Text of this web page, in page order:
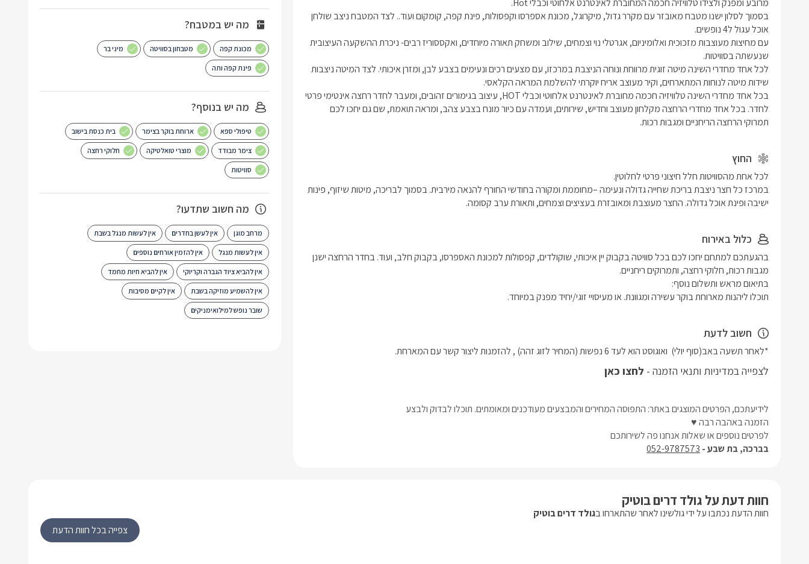
תמרוקי הרחצה הריחניים ומגבות רכות.
החוץ
ישיבה ופינת אוכל גדולה. החצר מעוצבת ומאובזרת בעציצים וצמחים, ותאורת ערב קסומה.
כלול באירוח
תוכלו ליהנות מארוחת בוקר עשירה ומגוונת. או מעיסויי זוגי/יחיד מפנק במיוחד.
חשוב לדעת
*לאחר תשעה באב(סוף יולי)  ואוגוסט הוא לעד 6 נפשות (המחיר לזוג זהה) , להזמנות ליצור קשר עם המארחת.
לצפייה במדיניות ותנאי הזמנה - לחצו כאן
לידיעתכם, הפרטים המוצגים באתר: התפוסה המחירים והמבצעים מעודכנים ומאומתים. תוכלו לבדוק ולבצע
הזמנה באהבה רבה ♥
לפרטים נוספים או שאלות אנחנו פה לשירותכם
בברכה, בת שבע - 052-9787573
מה יש במטבח?
מכונת קפה מטבחון בסוויטה מיני בר
פינת קפה ותה
מה יש בנוסף?
טיפולי ספא ארוחת בוקר בצימר בית כנסת בישוב
צימר מבודד מוצרי טואלטיקה חלוקי רחצה
סוויטות
מה חשוב שתדעו?
מרחב מוגן אין לעשן בחדרים אין לעשות מנגל בשבת
אין לעשות מנגל אין להזמין אורחים נוספים
אין להביא ציוד הגברה וקריוקי אין להביא חיות מחמד
אין להשמיע מוזיקה בשבת אין לקיים מסיבות
שובר נופש למילואימניקים
חוות דעת על גולד דרים בוטיק
חוות הדעת נכתבו על ידי גולשינו לאחר שהתארחו בגולד דרים בוטיק
צפייה בכל חוות הדעת